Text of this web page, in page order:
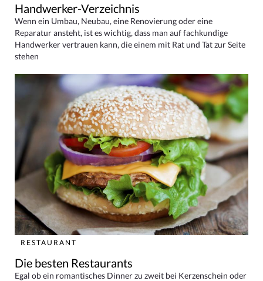
Handwerker-Verzeichnis
Wenn ein Umbau, Neubau, eine Renovierung oder eine
Reparatur ansteht, ist es wichtig, dass man auf fachkundige
Handwerker vertrauen kann, die einem mit Rat und Tat zur Seite
stehen
RESTAURANT
Die besten Restaurants
Egal ob ein romantisches Dinner zu zweit bei Kerzenschein oder